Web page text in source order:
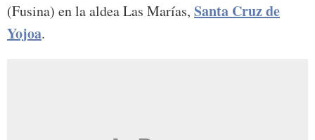
(Fusina) en la aldea Las Marías, Santa Cruz de
Yojoa.